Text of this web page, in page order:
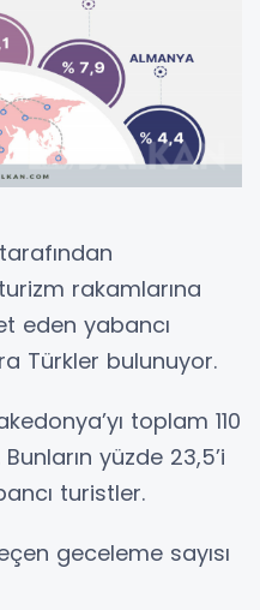
rakamlarına
eden yabancı
Türkler bulunuyor.
toplam 110
yüzde 23,5’i
turistler.
geceleme sayısı